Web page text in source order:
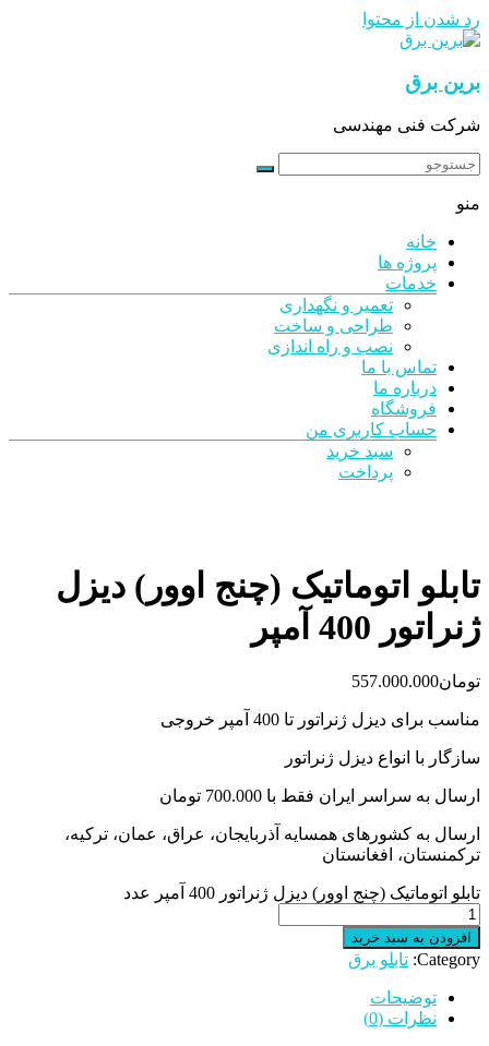
رد شدن از محتوا
برین برق
شرکت فنی مهندسی
منو
خانه
پروژه ها
خدمات
تعمیر و نگهداری
طراحی و ساخت
نصب و راه اندازی
تماس با ما
درباره ما
فروشگاه
حساب کاربری من
سبد خرید
پرداخت
تابلو اتوماتیک (چنج اوور) دیزل
ژنراتور 400 آمپر
تومان557.000.000
مناسب برای دیزل ژنراتور تا 400 آمپر خروجی
سازگار با انواع دیزل ژنراتور
ارسال به سراسر ایران فقط با 700.000 تومان
ارسال به کشورهای همسایه آذربایجان، عراق، عمان، ترکیه،
ترکمنستان، افغانستان
تابلو اتوماتیک (چنج اوور) دیزل ژنراتور 400 آمپر عدد
افزودن به سبد خرید
Category: تابلو برق
توضیحات
نظرات (0)